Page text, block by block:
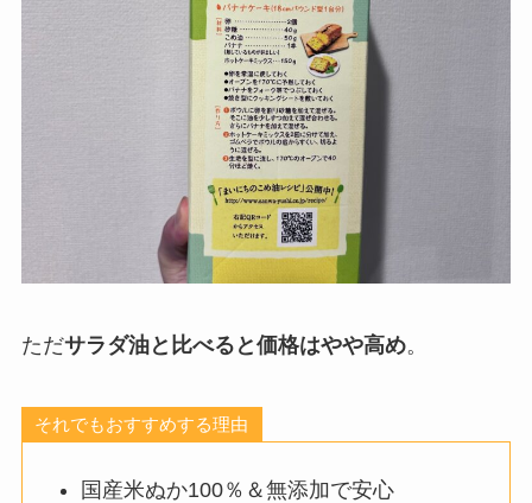
ただサラダ油と比べると価格はやや高め。
それでもおすすめする理由
国産米ぬか100％＆無添加で安心